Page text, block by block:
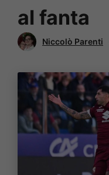
al fanta
Niccolò Parenti